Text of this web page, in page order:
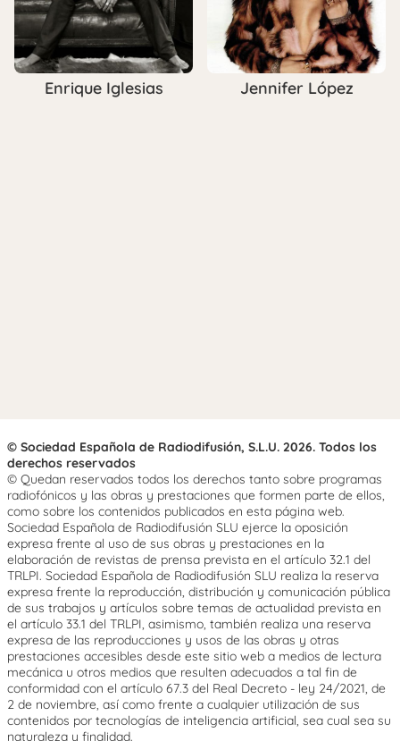
Enrique Iglesias Jennifer López
© Sociedad Española de Radiodifusión, S.L.U. 2026. Todos los
derechos reservados
© Quedan reservados todos los derechos tanto sobre programas
radiofónicos y las obras y prestaciones que formen parte de ellos,
como sobre los contenidos publicados en esta página web.
Sociedad Española de Radiodifusión SLU ejerce la oposición
expresa frente al uso de sus obras y prestaciones en la
elaboración de revistas de prensa prevista en el artículo 32.1 del
TRLPI. Sociedad Española de Radiodifusión SLU realiza la reserva
expresa frente la reproducción, distribución y comunicación pública
de sus trabajos y artículos sobre temas de actualidad prevista en
el artículo 33.1 del TRLPI, asimismo, también realiza una reserva
expresa de las reproducciones y usos de las obras y otras
prestaciones accesibles desde este sitio web a medios de lectura
mecánica u otros medios que resulten adecuados a tal fin de
conformidad con el artículo 67.3 del Real Decreto - ley 24/2021, de
2 de noviembre, así como frente a cualquier utilización de sus
contenidos por tecnologías de inteligencia artificial, sea cual sea su
naturaleza y finalidad.